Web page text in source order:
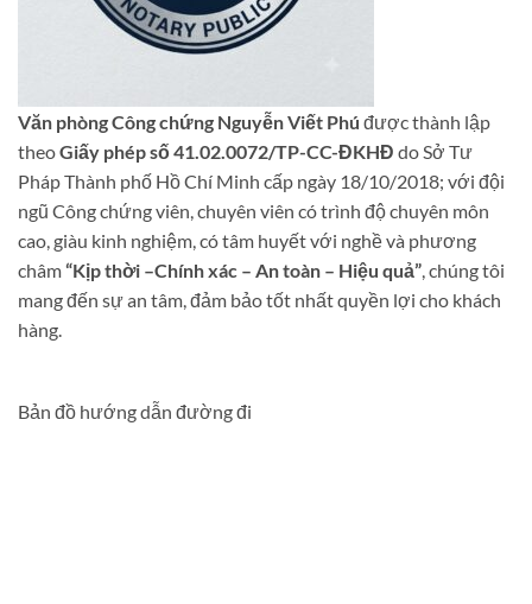
Văn phòng Công chứng Nguyễn Viết Phú được thành lập
theoGiấy phép số 41.02.0072/TP-CC-ĐKHĐ do Sở Tư
Pháp Thành phố Hồ Chí Minh cấp ngày 18/10/2018; với đội
ngũ Công chứng viên, chuyên viên có trình độ chuyên môn
cao, giàu kinh nghiệm, có tâm huyết với nghề và phương
châm“Kịp thời –Chính xác – An toàn – Hiệu quả” , chúng tôi
mang đến sự an tâm, đảm bảo tốt nhất quyền lợi cho khách
hàng.
Bản đồ hướng dẫn đường đi